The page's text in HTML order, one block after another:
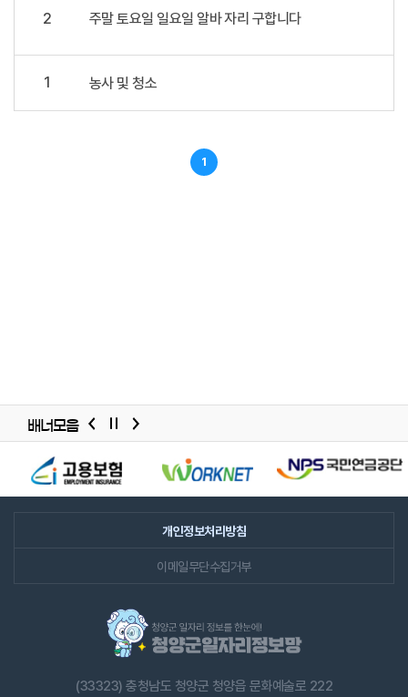
2 주말 토요일 일요일 알바 자리 구합니다
1 농사 및 청소
1
슬라이드
배너모음
개인정보처리방침
이메일무단수집거부
(33323) 충청남도 청양군 청양읍 문화예술로 222